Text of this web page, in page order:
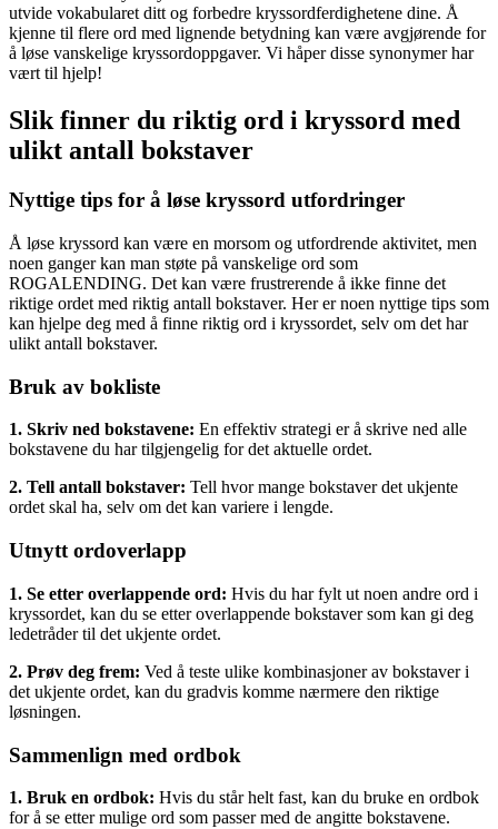
utvide vokabularet ditt og forbedre kryssordferdighetene dine. Å
kjenne til flere ord med lignende betydning kan være avgjørende for
å løse vanskelige kryssordoppgaver. Vi håper disse synonymer har
vært til hjelp!
Slik finner du riktig ord i kryssord med
ulikt antall bokstaver
Nyttige tips for å løse kryssord utfordringer
Å løse kryssord kan være en morsom og utfordrende aktivitet, men
noen ganger kan man støte på vanskelige ord som
ROGALENDING. Det kan være frustrerende å ikke finne det
riktige ordet med riktig antall bokstaver. Her er noen nyttige tips som
kan hjelpe deg med å finne riktig ord i kryssordet, selv om det har
ulikt antall bokstaver.
Bruk av bokliste
1. Skriv ned bokstavene: En effektiv strategi er å skrive ned alle
bokstavene du har tilgjengelig for det aktuelle ordet.
2. Tell antall bokstaver: Tell hvor mange bokstaver det ukjente
ordet skal ha, selv om det kan variere i lengde.
Utnytt ordoverlapp
1. Se etter overlappende ord: Hvis du har fylt ut noen andre ord i
kryssordet, kan du se etter overlappende bokstaver som kan gi deg
ledetråder til det ukjente ordet.
2. Prøv deg frem: Ved å teste ulike kombinasjoner av bokstaver i
det ukjente ordet, kan du gradvis komme nærmere den riktige
løsningen.
Sammenlign med ordbok
1. Bruk en ordbok: Hvis du står helt fast, kan du bruke en ordbok
for å se etter mulige ord som passer med de angitte bokstavene.